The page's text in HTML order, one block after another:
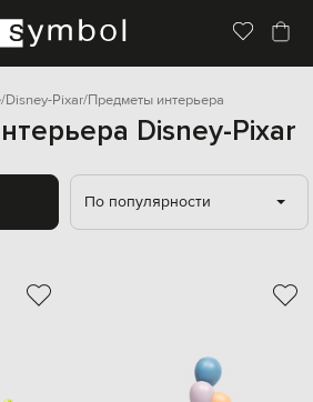
Disney-Pixar Предметы интерьера
Disney-Pixar
По популярности